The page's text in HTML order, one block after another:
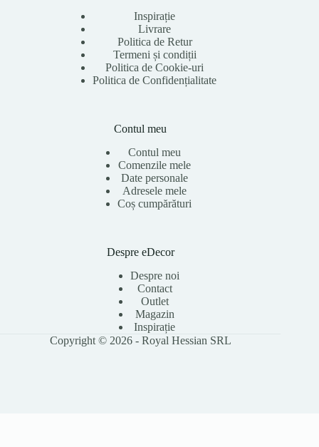
Inspirație
Livrare
Politica de Retur
Termeni și condiții
Politica de Cookie-uri
Politica de Confidențialitate
Contul meu
Contul meu
Comenzile mele
Date personale
Adresele mele
Coș cumpărături
Despre eDecor
Despre noi
Contact
Outlet
Magazin
Inspirație
Copyright © 2026 - Royal Hessian SRL